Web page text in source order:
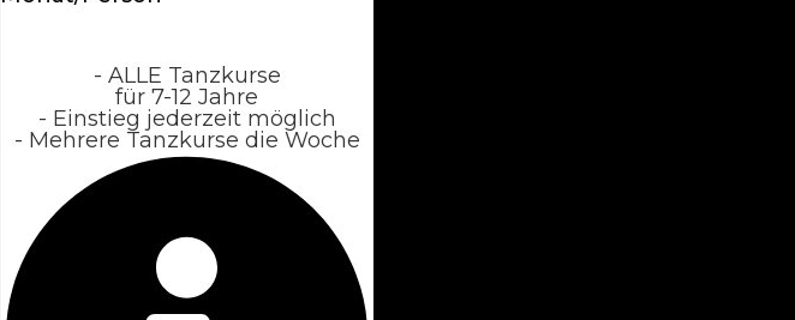
- ALLE Tanzkurse
für 7-12 Jahre
- Einstieg jederzeit möglich
- Mehrere Tanzkurse die Woche